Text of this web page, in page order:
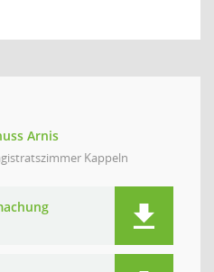
Arnis
Kappeln